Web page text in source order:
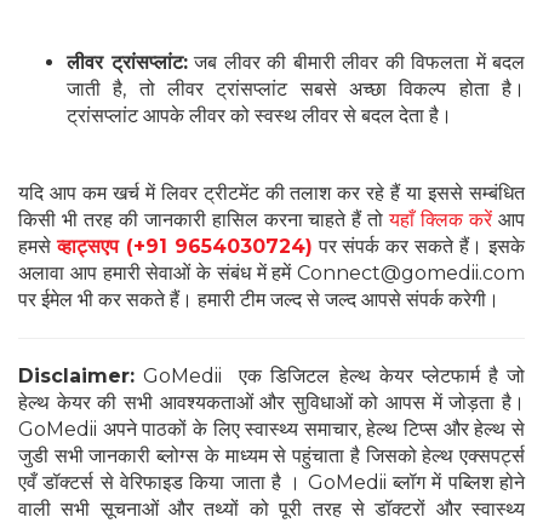
लीवर ट्रांसप्लांट:जब लीवर की बीमारी लीवर की विफलता में बदल
जाती है, तो लीवर ट्रांसप्लांट सबसे अच्छा विकल्प होता है।
ट्रांसप्लांट आपके लीवर को स्वस्थ लीवर से बदल देता है।
यदि आप कम खर्च में लिवर ट्रीटमेंट की तलाश कर रहे हैं या इससे सम्बंधित
किसी भी तरह की जानकारी हासिल करना चाहते हैं तोयहाँ क्लिक करेंआप
हमसेव्हाट्सएप (+91 9654030724) पर संपर्क कर सकते हैं। इसके
अलावा आप हमारी सेवाओं के संबंध में हमें Connect@gomedii.com
पर ईमेल भी कर सकते हैं। हमारी टीम जल्द से जल्द आपसे संपर्क करेगी।
Disclaimer: GoMedii एक डिजिटल हेल्थ केयर प्लेटफार्म है जो
हेल्थ केयर की सभी आवश्यकताओं और सुविधाओं को आपस में जोड़ता है।
GoMedii अपने पाठकों के लिए स्वास्थ्य समाचार, हेल्थ टिप्स और हेल्थ से
जुडी सभी जानकारी ब्लोग्स के माध्यम से पहुंचाता है जिसको हेल्थ एक्सपर्ट्स
एवँ डॉक्टर्स से वेरिफाइड किया जाता है । GoMedii ब्लॉग में पब्लिश होने
वाली सभी सूचनाओं और तथ्यों को पूरी तरह से डॉक्टरों और स्वास्थ्य